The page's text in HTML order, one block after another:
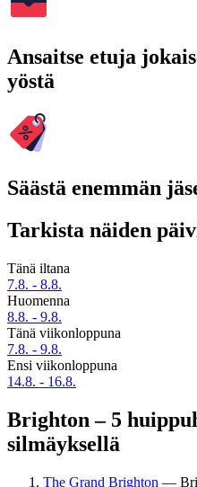
Ansaitse etuja
yöstä
Säästä enemmän
Tarkista näiden
Tänä iltana
7.8. - 8.8.
Huomenna
8.8. - 9.8.
Tänä viikonloppuna
7.8. - 9.8.
Ensi viikonloppuna
14.8. - 16.8.
Brighton – 5
silmäyksellä
The Grand Brighton —